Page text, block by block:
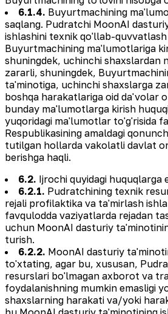
6.1.4. Buyurtmachining
saqlang. Pudratchi MoonAI
ishlashini texnik qo'llab-quvvatlash
Buyurtmachining ma'lumotlariga
shuningdek, uchinchi shaxslardan
zararli, shuningdek,
ta'minotiga, uchinchi shaxslarga
boshqa harakatlariga oid da'volar
bunday ma'lumotlarga kirish
yuqoridagi ma'lumotlar to'g'risida
Respublikasining amaldagi
tutilgan hollarda vakolatli davlat
berishga haqli.
6.2. Ijrochi quyidagi huquqlarga
6.2.1. Pudratchining texnik
rejali profilaktika va ta'mirlash
favqulodda vaziyatlarda rejadan
uchun MoonAI dasturiy
turish.
6.2.2. MoonAI dasturiy
to'xtating, agar bu, xususan,
resurslari bo'lmagan axborot va
foydalanishning mumkin emasligi
shaxslarning harakati va/yoki